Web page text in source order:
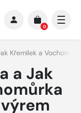
0
Křemílek a
a Jak